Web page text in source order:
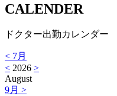
CALENDER
ドクター出勤カレンダー
< 7月
< 2026 >
August
9月 >